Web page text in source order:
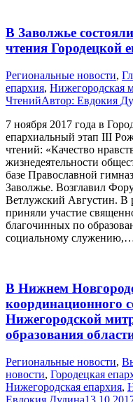
В Заволжье
чтения Городецкой
Pегиональные новости,
епархия, Нижегородская
ЧтенийАвтор: Евдокия
7 ноября 2017 года в
епархиальный этап III
чтений: «Качество
жизнедеятельности
базе Православной
Заволжье. Возглавил
Ветлужский Августин. В
приняли участие
благочинных по
социальному
В Нижнем
координационного
Нижегородской
образования
Pегиональные новости,
новости, Городецкая
Нижегородская епархия,
Евдокия Дудина